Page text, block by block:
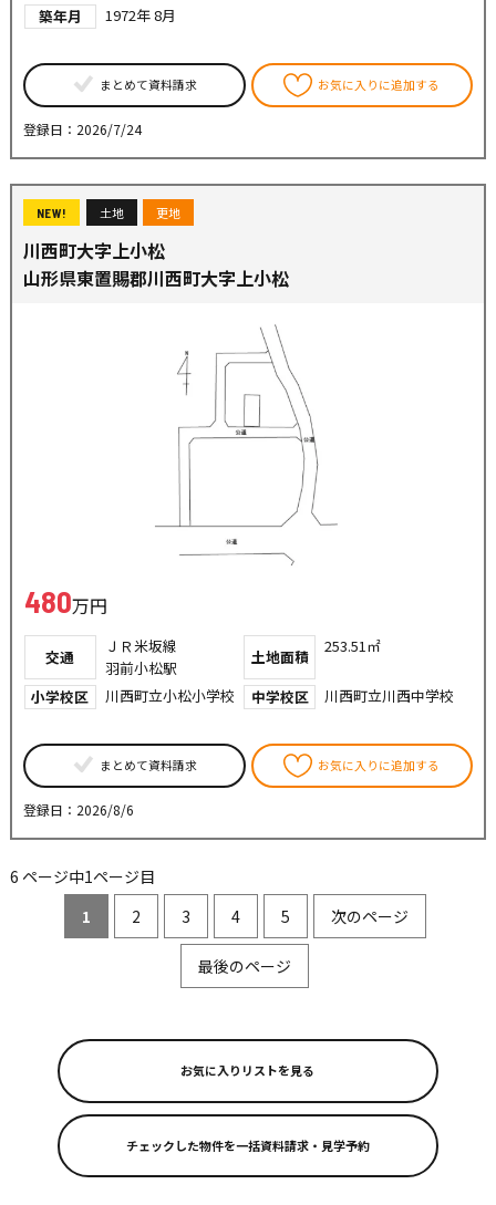
築年月
1972年 8月
まとめて資料請求 お気に入りに追加する
登録日：2026/7/24
NEW! 土地 更地
川西町大字上小松
山形県東置賜郡川西町大字上小松
480万円
交通
ＪＲ米坂線
羽前小松駅
土地面積
253.51㎡
小学校区 川西町立小松小学校 中学校区 川西町立川西中学校
まとめて資料請求 お気に入りに追加する
登録日：2026/8/6
6 ページ中1ページ目
1
2 3 4 5 次のページ
最後のページ
お気に入りリストを見る